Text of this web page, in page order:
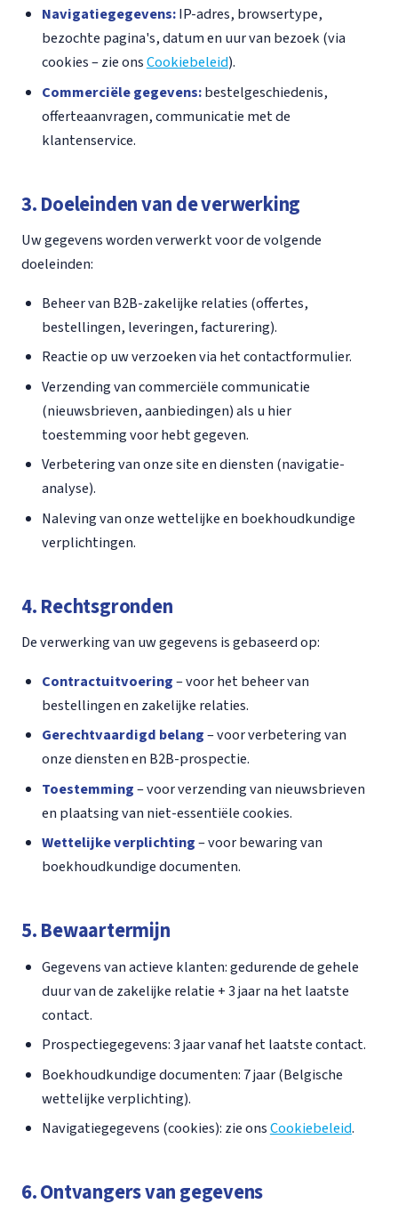
Navigatiegegevens:IP-adres, browsertype,
bezochte pagina's, datum en uur van bezoek (via
cookies – zie onsCookiebeleid).
Commerciële gegevens:bestelgeschiedenis,
offerteaanvragen, communicatie met de
klantenservice.
3. Doeleinden van de verwerking
Uw gegevens worden verwerkt voor de volgende
doeleinden:
Beheer van B2B-zakelijke relaties (offertes,
bestellingen, leveringen, facturering).
Reactie op uw verzoeken via het contactformulier.
Verzending van commerciële communicatie
(nieuwsbrieven, aanbiedingen) als u hier
toestemming voor hebt gegeven.
Verbetering van onze site en diensten (navigatie-
analyse).
Naleving van onze wettelijke en boekhoudkundige
verplichtingen.
4. Rechtsgronden
De verwerking van uw gegevens is gebaseerd op:
Contractuitvoering– voor het beheer van
bestellingen en zakelijke relaties.
Gerechtvaardigd belang– voor verbetering van
onze diensten en B2B-prospectie.
Toestemming– voor verzending van nieuwsbrieven
en plaatsing van niet-essentiële cookies.
Wettelijke verplichting– voor bewaring van
boekhoudkundige documenten.
5. Bewaartermijn
Gegevens van actieve klanten: gedurende de gehele
duur van de zakelijke relatie + 3 jaar na het laatste
contact.
Prospectiegegevens: 3 jaar vanaf het laatste contact.
Boekhoudkundige documenten: 7 jaar (Belgische
wettelijke verplichting).
Navigatiegegevens (cookies): zie onsCookiebeleid.
6. Ontvangers van gegevens